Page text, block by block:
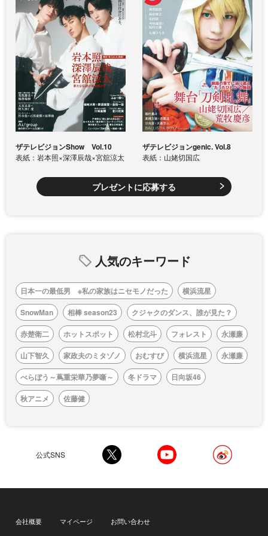
ザテレビジョンShow Vol.10
表紙：岩本照×深澤辰哉×宮舘涼太
ザテレビジョンgenic. Vol.8
表紙：山姥切国広
プレゼントに応募する
人気のキーワード
日本一の最低男 ※私の家族はニセモノだった
横浜流星
SnowMan
相棒 season23
クジャクのダンス、誰が見た？
赤楚衛二
ホットスポット 松村北斗 フォレスト
永瀬廉
山下智久
家政夫のミタゾノ おむすび 横浜流星
永瀬廉
べらぼう～蔦重栄華乃夢噺～
冬ドラマ
日向坂46
秋アニメ
佐藤健
公式SNS
会社概要 マイページ
お問い合わせ